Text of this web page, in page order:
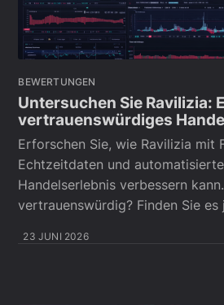
BEWERTUNGEN
Untersuchen Sie Ravilizia:
vertrauenswürdiges
Erforschen Sie, wie Ravilizia mit
Echtzeitdaten und
Handelserlebnis verbessern
vertrauenswürdig? Finden Sie es
23 JUNI 2026